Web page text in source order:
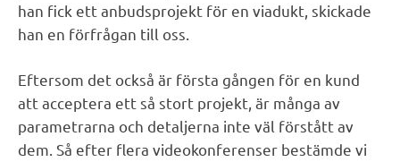
han fick ett anbudsprojekt för en viadukt, skickade
han en förfrågan till oss.
Eftersom det också är första gången för en kund
att acceptera ett så stort projekt, är många av
parametrarna och detaljerna inte väl förstått av
dem. Så efter flera videokonferenser bestämde vi